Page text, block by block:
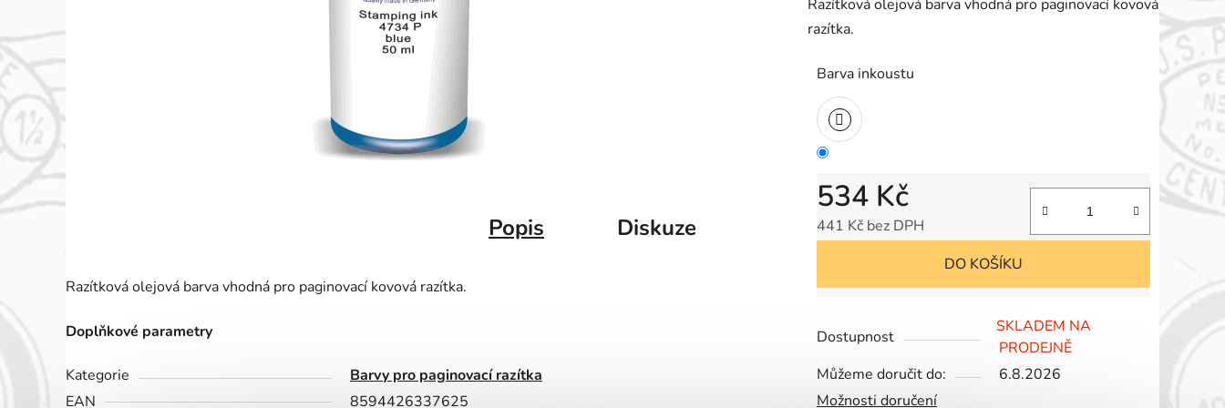
je
0,0
hvězdiček.
Razítková olejová barva vhodná pro paginovací kovová
razítka.
Barva inkoustu
534 Kč
441 Kč bez DPH
DO KOŠÍKU
Dostupnost
SKLADEM NA
PRODEJNĚ
Můžeme doručit do:
6.8.2026
Možnosti doručení
Popis Diskuze
Razítková olejová barva vhodná pro paginovací kovová razítka.
Doplňkové parametry
Kategorie
Barvy pro paginovací razítka
EAN
8594426337625